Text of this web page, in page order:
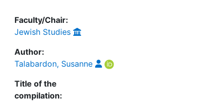
Faculty/Chair:
Jewish Studies
Author:
Talabardon, Susanne
Title of the
compilation: